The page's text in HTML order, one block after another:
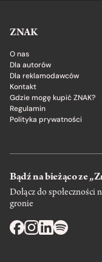
ZNAK
O nas
Dla autorów
Dla reklamodawców
Kontakt
Gdzie mogę kupić ZNAK?
Regulamin
Polityka prywatności
Bądź na bieżąco ze
Dołącz do
gronie